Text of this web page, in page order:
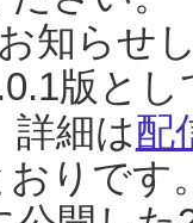
知らせ
版と
詳細は配
おりです